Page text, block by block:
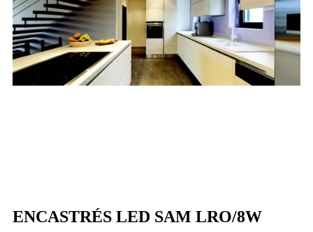
ENCASTRÉS LED SAM LRO/8W